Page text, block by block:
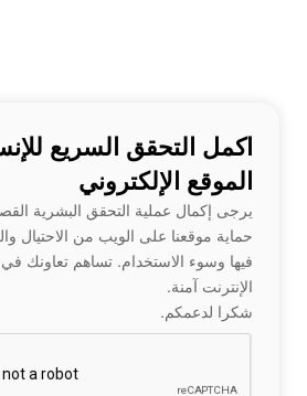
اكمل التحقق السريع
الموقع الإلكتروني
يرجى إكمال عملية التحقق البشرية
حماية موقعنا على الويب من الاحتيال
فيها وسوء الاستخدام. تساهم تعاونك في
الإنترنت آمنة.
شكرا لدعمكم.